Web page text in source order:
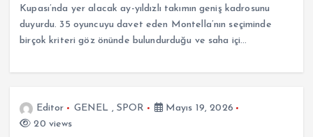
Kupası’nda yer alacak ay-yıldızlı takımın geniş kadrosunu
duyurdu. 35 oyuncuyu davet eden Montella’nın seçiminde
birçok kriteri göz önünde bulundurduğu ve saha içi…
Editor GENEL , SPOR
Mayıs 19, 2026
20 views